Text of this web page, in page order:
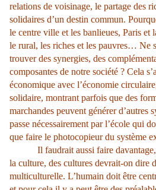
relations de voisinage, le partage des
solidaires d’un destin commun.
le centre ville et les banlieues, Paris et
le rural, les riches et les pauvres… Ne
trouver des synergies, des
composantes de notre société ? Cela
économique avec l’économie
solidaire, montrant parfois que des
marchandes peuvent générer d’autres
passe nécessairement par l’école qui
que faire le photocopieur du système
Il faudrait aussi faire
la culture, des cultures devrait-on dire
multiculturelle. L’humain doit être